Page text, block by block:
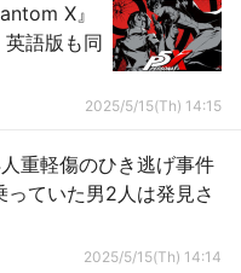
X』
語版も同
2025/5/15(Th) 14:15
重軽傷のひき逃げ事件
ていた男2人は発見さ
2025/5/15(Th) 14:14